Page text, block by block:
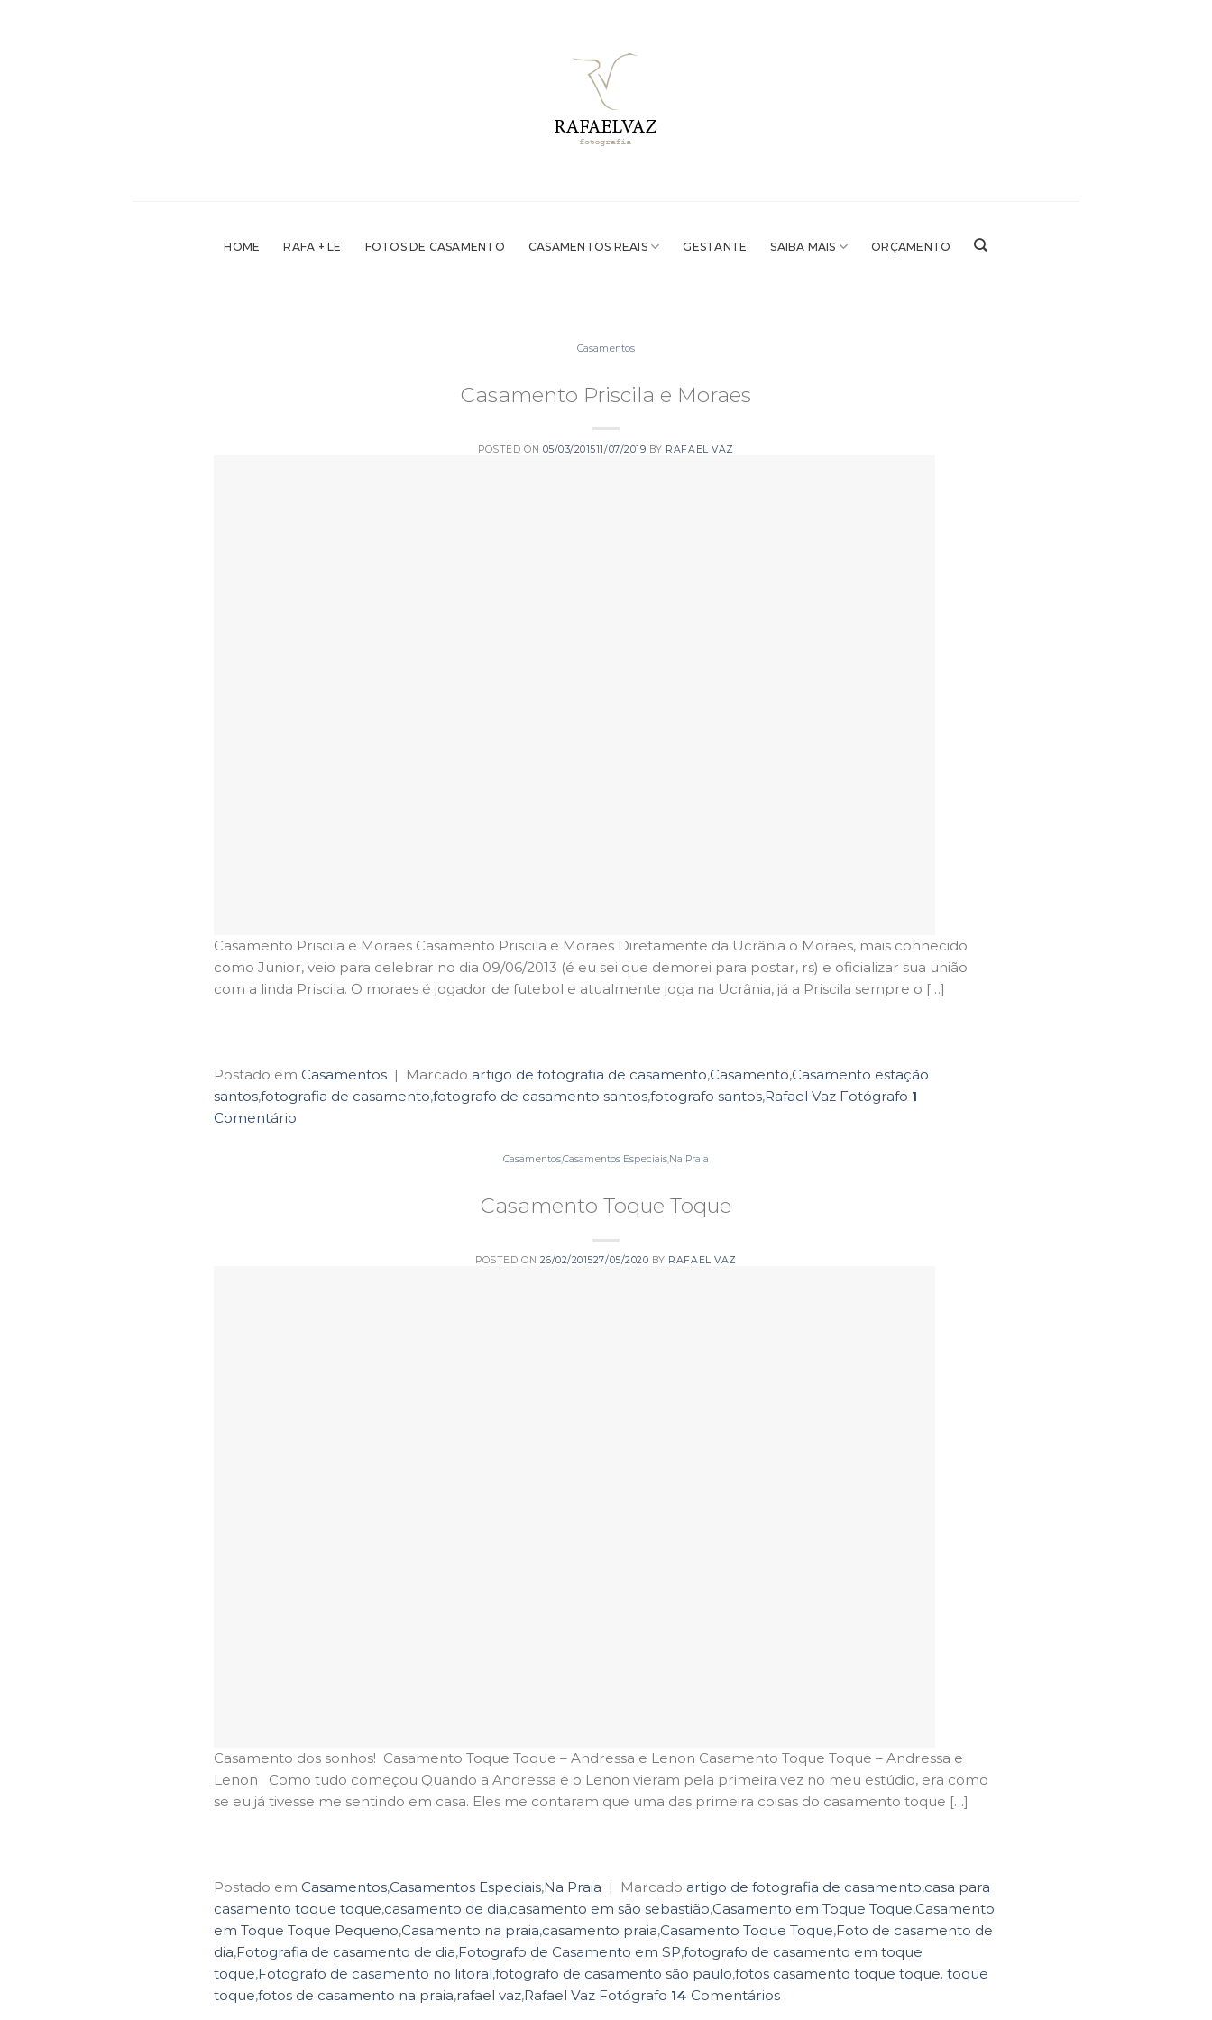
HOME RAFA + LE FOTOS DE CASAMENTO CASAMENTOS REAIS GESTANTE SAIBA MAIS ORÇAMENTO
Casamentos
Casamento Priscila e Moraes
POSTED ON 05/03/201511/07/2019 BY RAFAEL VAZ
Casamento Priscila e Moraes Casamento Priscila e Moraes Diretamente da Ucrânia o Moraes, mais conhecido
como Junior, veio para celebrar no dia 09/06/2013 (é eu sei que demorei para postar, rs) e oficializar sua união
com a linda Priscila. O moraes é jogador de futebol e atualmente joga na Ucrânia, já a Priscila sempre o […]
Postado em Casamentos | Marcado artigo de fotografia de casamento,Casamento,Casamento estação
santos,fotografia de casamento,fotografo de casamento santos,fotografo santos,Rafael Vaz Fotógrafo 1
Comentário
Casamentos,Casamentos Especiais,Na Praia
Casamento Toque Toque
POSTED ON 26/02/201527/05/2020 BY RAFAEL VAZ
Casamento dos sonhos! Casamento Toque Toque – Andressa e Lenon Casamento Toque Toque – Andressa e
Lenon Como tudo começou Quando a Andressa e o Lenon vieram pela primeira vez no meu estúdio, era como
se eu já tivesse me sentindo em casa. Eles me contaram que uma das primeira coisas do casamento toque […]
Postado em Casamentos,Casamentos Especiais,Na Praia | Marcado artigo de fotografia de casamento,casa para
casamento toque toque,casamento de dia,casamento em são sebastião,Casamento em Toque Toque,Casamento
em Toque Toque Pequeno,Casamento na praia,casamento praia,Casamento Toque Toque,Foto de casamento de
dia,Fotografia de casamento de dia,Fotografo de Casamento em SP,fotografo de casamento em toque
toque,Fotografo de casamento no litoral,fotografo de casamento são paulo,fotos casamento toque toque. toque
toque,fotos de casamento na praia,rafael vaz,Rafael Vaz Fotógrafo 14 Comentários